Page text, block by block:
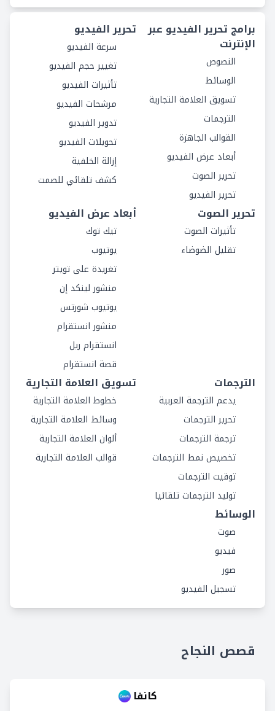
برامج تحرير الفيديو عبر
الإنترنت
النصوص
الوسائط
تسويق العلامة التجارية
الترجمات
القوالب الجاهزة
أبعاد عرض الفيديو
تحرير الصوت
تحرير الفيديو
تحرير الفيديو
سرعة الفيديو
تغيير حجم الفيديو
تأثيرات الفيديو
مرشحات الفيديو
تدوير الفيديو
تحويلات الفيديو
إزالة الخلفية
كشف تلقائي للصمت
تحرير الصوت
تأثيرات الصوت
تقليل الضوضاء
أبعاد عرض الفيديو
تيك توك
يوتيوب
تغريدة على تويتر
منشور لينكد إن
يوتيوب شورتس
منشور انستقرام
انستقرام ريل
قصة انستقرام
الترجمات
يدعم الترجمة العربية
تحرير الترجمات
ترجمة الترجمات
تخصيص نمط الترجمات
توقيت الترجمات
توليد الترجمات تلقائيا
تسويق العلامة التجارية
خطوط العلامة التجارية
وسائط العلامة التجارية
ألوان العلامة التجارية
قوالب العلامة التجارية
الوسائط
صوت
فيديو
صور
تسجيل الفيديو
قصص النجاح
كانفا